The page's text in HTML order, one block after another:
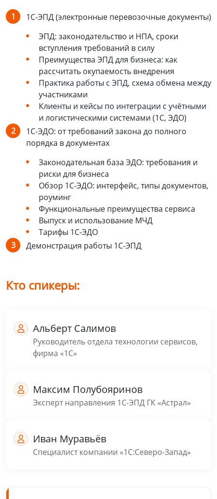
1С-ЭПД (электронные перевозочные документы)
ЭПД: законодательство и НПА, сроки
вступления требований в силу
Преимущества ЭПД для бизнеса: как
рассчитать окупаемость внедрения
Практика работы с ЭПД, схема обмена между
участниками
Клиенты и кейсы по интеграции с учётными
и логистическими системами (1С, ЭДО)
1С-ЭДО: от требований закона до полного
порядка в документах
Законодательная база ЭДО: требования и
риски для бизнеса
Обзор 1С-ЭДО: интерфейс, типы документов,
роуминг
Функциональные преимущества сервиса
Выпуск и использование МЧД
Тарифы 1С-ЭДО
Демонстрация работы 1С-ЭПД
Кто спикеры:
Альберт Салимов
Руководитель отдела технологии сервисов,
фирма «1С»
Максим Полубояринов
Эксперт направления 1С-ЭПД ГК «Астрал»
Иван Муравьёв
Специалист компании «1С:Северо-Запад»